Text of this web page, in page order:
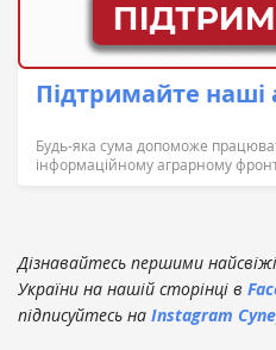
Підтримайте наші
Будь-яка сума допоможе
інформаційному аграрному
Дізнавайтесь першими
України на нашій сторінці в
підписуйтесь на Instagram